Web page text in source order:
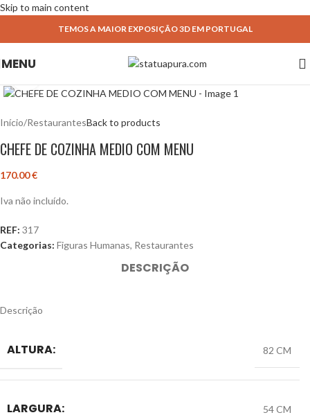
Skip to main content
TEMOS A MAIOR EXPOSIÇÃO 3D EM PORTUGAL
MENU
Início/RestaurantesBack to products
CHEFE DE COZINHA MEDIO COM MENU
170.00€
Iva não incluído.
REF: 317
Categorias: Figuras Humanas, Restaurantes
DESCRIÇÃO
Descrição
ALTURA: 82 CM
LARGURA: 54 CM